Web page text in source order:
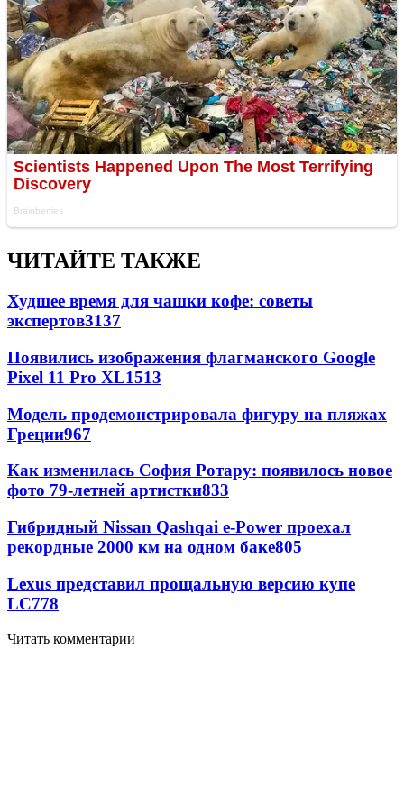
ЧИТАЙТЕ ТАКЖЕ
Худшее время для чашки кофе: советы
экспертов3137
Появились изображения флагманского Google
Pixel 11 Pro XL1513
Модель продемонстрировала фигуру на пляжах
Греции967
Как изменилась София Ротару: появилось новое
фото 79-летней артистки833
Гибридный Nissan Qashqai e-Power проехал
рекордные 2000 км на одном баке805
Lexus представил прощальную версию купе
LC778
Читать комментарии